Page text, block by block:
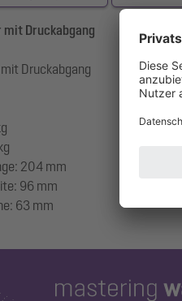
Druckabgang
Druckabgang
204 mm
96 mm